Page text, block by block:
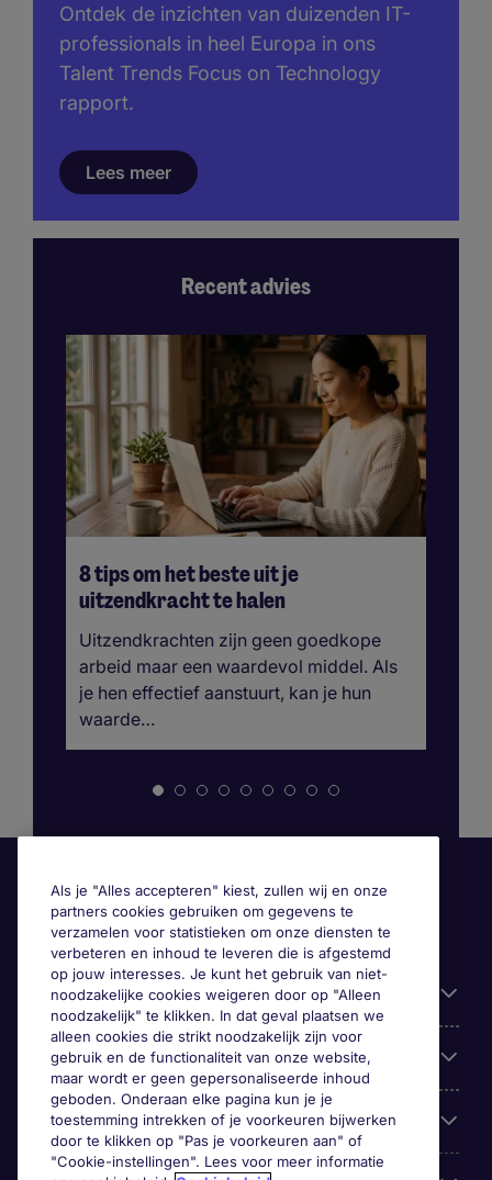
Ontdek de inzichten van duizenden IT-
professionals in heel Europa in ons
Talent Trends Focus on Technology
rapport.
Lees meer
Recent advies
8 tips om het beste uit je
uitzendkracht te halen
Uitzendkrachten zijn geen goedkope
arbeid maar een waardevol middel. Als
je hen effectief aanstuurt, kan je hun
waarde…
Handige informatie
Onze expertise
Google Rating
Als je "Alles accepteren" kiest, zullen wij en onze
partners cookies gebruiken om gegevens te
verzamelen voor statistieken om onze diensten te
verbeteren en inhoud te leveren die is afgestemd
op jouw interesses. Je kunt het gebruik van niet-
noodzakelijke cookies weigeren door op "Alleen
noodzakelijk" te klikken. In dat geval plaatsen we
alleen cookies die strikt noodzakelijk zijn voor
gebruik en de functionaliteit van onze website,
maar wordt er geen gepersonaliseerde inhoud
geboden. Onderaan elke pagina kun je je
toestemming intrekken of je voorkeuren bijwerken
door te klikken op "Pas je voorkeuren aan" of
"Cookie-instellingen". Lees voor meer informatie